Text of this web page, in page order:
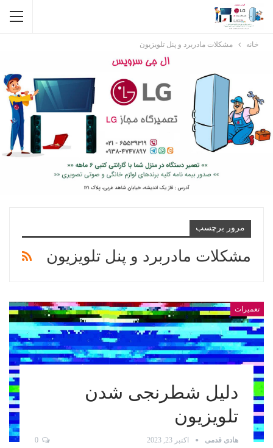
خانه مشکلات مادربرد و پنل تلویزیون
مرور برچسب
مشکلات مادربرد و پنل تلویزیون
تعمیرات
دلیل شطرنجی شدن
تلویزیون
هادی قدمی اکتبر 23, 2023 0